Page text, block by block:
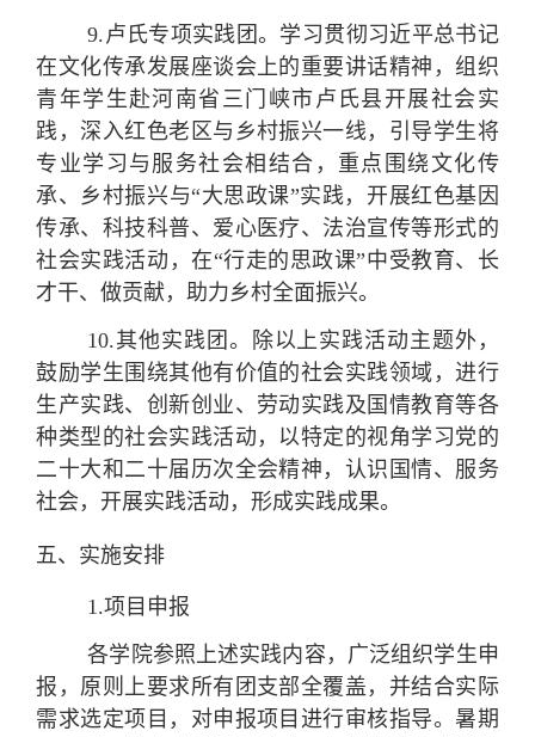
9. 卢氏专项实践团。 学习贯彻习近平总书记
在文化传承发展座谈会上的重要讲话精神，组织
青年学生赴河南省三门峡市卢氏县开展社会实
践，深入红色老区与乡村振兴一线，引导学生将
专业学习与服务社会相结合，重点围绕文化传
承、乡村振兴与“大思政课”实践，开展红色基因
传承、科技科普、爱心医疗、法治宣传等形式的
社会实践活动，在“行走的思政课”中受教育、长
才干、做贡献，助力乡村全面振兴。
10.其他实践团。
除以上实践活动主题外，
鼓励学生围绕其他有价值的社会实践领域，进行
生产实践、创新创业、劳动实践及国情教育等各
种类型的社会实践活动，以特定的视角学习党的
二十大和二十届历次全会精神，认识国情、服务
社会，开展实践活动，形成实践成果。
五、实施安排
1.项目申报
各学院参照上述实践内容，广泛组织学生申
报，原则上要求所有团支部全覆盖，并结合实际
需求选定项目，对申报项目进行审核指导。暑期